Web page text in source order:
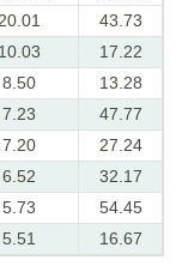
20.01
43.73
10.03
17.22
8.50
13.28
7.23
47.77
7.20
27.24
6.52
32.17
5.73
54.45
5.51 16.67